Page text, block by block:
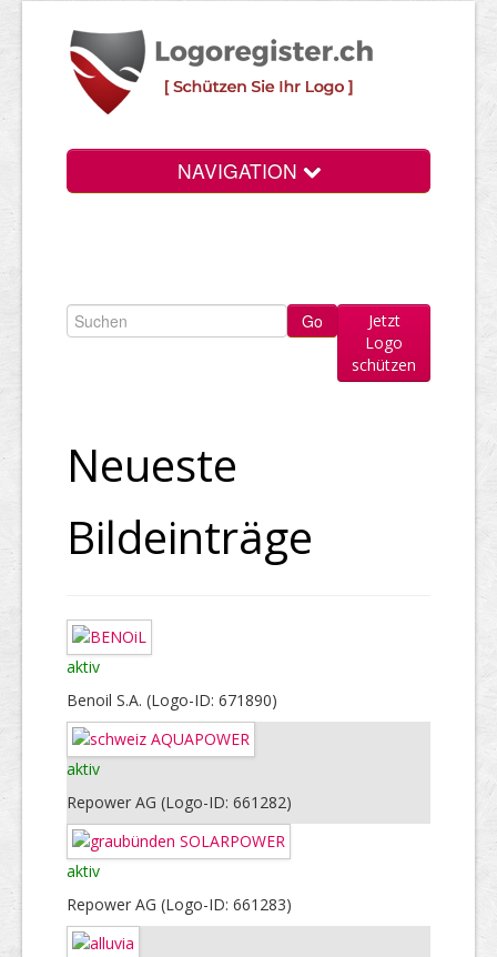
NAVIGATION
Suchen
Jetzt
Logo
schützen
Neueste
Bildeinträge
aktiv
Benoil S.A. (Logo-ID: 671890)
aktiv
Repower AG (Logo-ID: 661282)
aktiv
Repower AG (Logo-ID: 661283)